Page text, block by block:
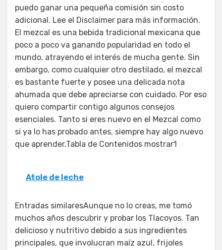
puedo ganar una pequeña comisión sin costo
adicional. Lee el Disclaimer para más información.
El mezcal es una bebida tradicional mexicana que
poco a poco va ganando popularidad en todo el
mundo, atrayendo el interés de mucha gente. Sin
embargo, como cualquier otro destilado, el mezcal
es bastante fuerte y posee una delicada nota
ahumada que debe apreciarse con cuidado. Por eso
quiero compartir contigo algunos consejos
esenciales. Tanto si eres nuevo en el Mezcal como
si ya lo has probado antes, siempre hay algo nuevo
que aprender.Tabla de Contenidos mostrar1
Atole de leche
Entradas similaresAunque no lo creas, me tomó
muchos años descubrir y probar los Tlacoyos. Tan
delicioso y nutritivo debido a sus ingredientes
principales, que involucran maíz azul, frijoles